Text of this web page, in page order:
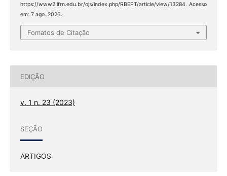
https://www2.ifrn.edu.br/ojs/index.php/RBEPT/article/view/13284. Acesso
em: 7 ago. 2026.
Fomatos de Citação
EDIÇÃO
v. 1 n. 23 (2023)
SEÇÃO
ARTIGOS